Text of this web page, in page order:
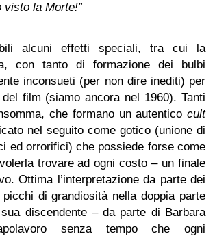
la Morte!”
alcuni effetti speciali, tra cui la
con tanto di formazione dei bulbi
inconsueti (per non dire inediti) per
film (siamo ancora nel 1960). Tanti
che formano un autentico cult
nel seguito come gotico (unione di
ed orrorifici) che possiede forse come
trovare ad ogni costo – un finale
Ottima l’interpretazione da parte dei
di grandiosità nella doppia parte
discendente – da parte di Barbara
senza tempo che ogni